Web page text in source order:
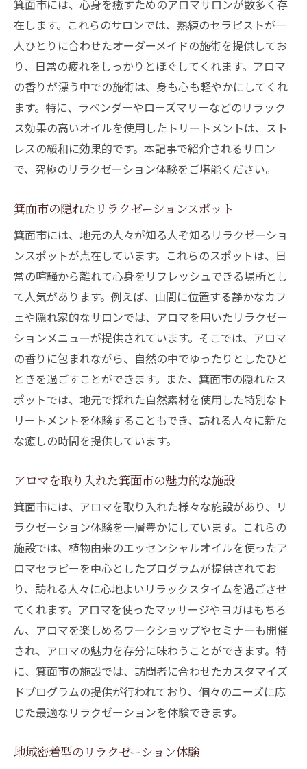
箕面市には、心身を癒すためのアロマサロンが数多く存
在します。これらのサロンでは、熟練のセラピストが一
人ひとりに合わせたオーダーメイドの施術を提供してお
り、日常の疲れをしっかりとほぐしてくれます。アロマ
の香りが漂う中での施術は、身も心も軽やかにしてくれ
ます。特に、ラベンダーやローズマリーなどのリラック
ス効果の高いオイルを使用したトリートメントは、スト
レスの緩和に効果的です。本記事で紹介されるサロン
で、究極のリラクゼーション体験をご堪能ください。
箕面市の隠れたリラクゼーションスポット
箕面市には、地元の人々が知る人ぞ知るリラクゼーショ
ンスポットが点在しています。これらのスポットは、日
常の喧騒から離れて心身をリフレッシュできる場所とし
て人気があります。例えば、山間に位置する静かなカフ
ェや隠れ家的なサロンでは、アロマを用いたリラクゼー
ションメニューが提供されています。そこでは、アロマ
の香りに包まれながら、自然の中でゆったりとしたひと
ときを過ごすことができます。また、箕面市の隠れたス
ポットでは、地元で採れた自然素材を使用した特別なト
リートメントを体験することもでき、訪れる人々に新た
な癒しの時間を提供しています。
アロマを取り入れた箕面市の魅力的な施設
箕面市には、アロマを取り入れた様々な施設があり、リ
ラクゼーション体験を一層豊かにしています。これらの
施設では、植物由来のエッセンシャルオイルを使ったア
ロマセラピーを中心としたプログラムが提供されてお
り、訪れる人々に心地よいリラックスタイムを過ごさせ
てくれます。アロマを使ったマッサージやヨガはもちろ
ん、アロマを楽しめるワークショップやセミナーも開催
され、アロマの魅力を存分に味わうことができます。特
に、箕面市の施設では、訪問者に合わせたカスタマイズ
ドプログラムの提供が行われており、個々のニーズに応
じた最適なリラクゼーションを体験できます。
地域密着型のリラクゼーション体験